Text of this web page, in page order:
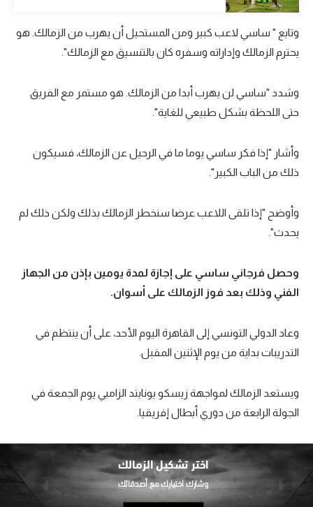
تحقيق في الجول
كويز في الجول
وتابع " ساسي لاعب كبير ومن المستحيل أن يهرب من الزمالك. هو
يحترم الزمالك وإداراته وسفره كان بالتنسيق مع الزمالك".
وشدد "ساسي لن يهرب أبدا من الزمالك. هو مستمر مع الفريق
حتى اللحظة بشكل طبيعي للغاية".
وأشار "إذا فكر ساسي يوما ما في الرحيل عن الزمالك، فسيكون
ذلك من الباب الكبير".
وأوضح "إذا تلقى اللاعب عرضا سنخطر الزمالك بذلك ولكن ذلك لم
يحدث".
وحصل فرجاني ساسي على إجازة لمدة يومين بإذن من الجهاز
الفني وذلك بعد فوز الزمالك على أسوان.
وعاد الدولي التونسي إلى القاهرة اليوم الأحد، على أن ينتظم في
التدريبات بداية من يوم الإثنين المقبل.
ويستعد الزمالك لمواجهة زيسكو يونايتد الزامبي يوم الجمعة في
الجولة الرابعة من دوري أبطال إفريقيا.
اختر تشكيلالزمالك
وشارك اختيارك مع أصدقائك‎